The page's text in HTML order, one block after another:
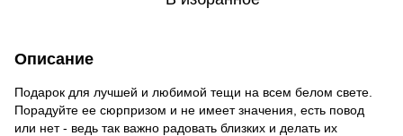
Описание
Подарок для лучшей и любимой тещи на всем белом свете.
Порадуйте ее сюрпризом и не имеет значения, есть повод
или нет - ведь так важно радовать близких и делать их